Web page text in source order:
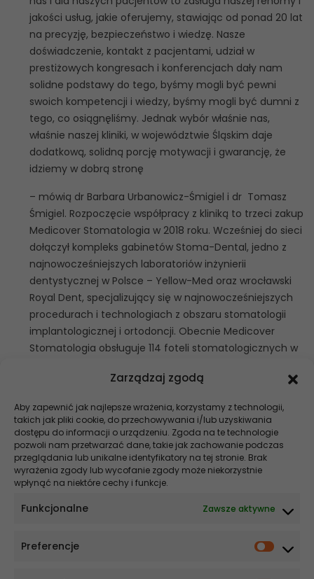
Zarządzaj zgodą
Aby zapewnić jak najlepsze wrażenia, korzystamy z technologii,
takich jak pliki cookie, do przechowywania i/lub uzyskiwania
dostępu do informacji o urządzeniu. Zgoda na te technologie
pozwoli nam przetwarzać dane, takie jak zachowanie podczas
przeglądania lub unikalne identyfikatory na tej stronie. Brak
wyrażenia zgody lub wycofanie zgody może niekorzystnie
wpłynąć na niektóre cechy i funkcje.
Funkcjonalne Zawsze aktywne
Preferencje
jakości usług, jakie oferujemy, stawiając od ponad 20 lat
na precyzję, bezpieczeństwo i wiedzę. Nasze
doświadczenie, kontakt z pacjentami, udział w
prestiżowych kongresach i konferencjach dały nam
solidne podstawy do tego, byśmy mogli być pewni
swoich kompetencji i wiedzy, byśmy mogli być dumni z
tego, co osiągnęliśmy. Jednak wybór właśnie nas,
właśnie naszej kliniki, w województwie Śląskim daje
dodatkową, solidną porcję motywacji i gwarancję, że
idziemy w dobrą stronę
– mówią dr Barbara Urbanowicz-Śmigiel i dr Tomasz
Śmigiel. Rozpoczęcie współpracy z kliniką to trzeci zakup
Medicover Stomatologia w 2018 roku. Wcześniej do sieci
dołączył kompleks gabinetów Stoma-Dental, jedno z
najnowocześniejszych laboratoriów inżynierii
dentystycznej w Polsce – Yellow-Med oraz wrocławski
Royal Dent, specjalizujący się w najnowocześniejszych
procedurach i technologiach z obszaru stomatologii
implantologicznej i ortodoncji. Obecnie Medicover
Stomatologia obsługuje 114 foteli stomatologicznych w
Szukaj
Stomatologia NEWS
w stomatologii
Ekonomia i ergonomia w nowoczesnej implantologii. Dlaczego
systemy MIS są optymalnym wyborem dla praktyki nastawionej na